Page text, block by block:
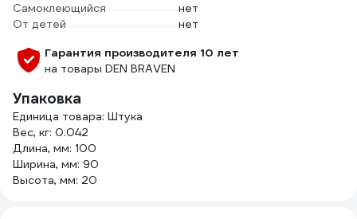
Самоклеющийся
нет
От детей
нет
Гарантия производителя 10 лет
на товары DEN BRAVEN
Упаковка
Единица товара: Штука
Вес, кг: 0.042
Длина, мм: 100
Ширина, мм: 90
Высота, мм: 20